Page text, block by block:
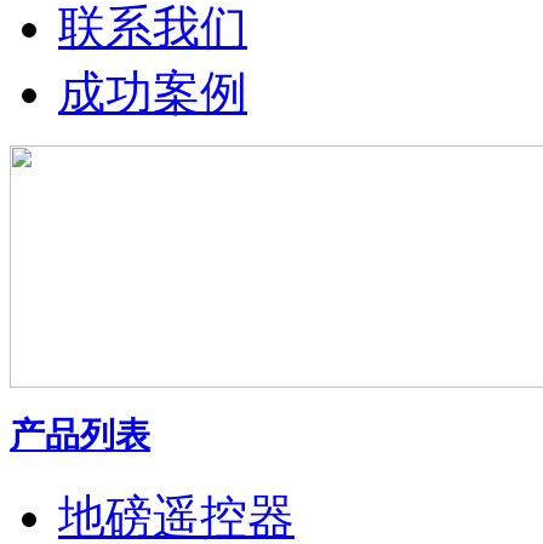
联系我们
成功案例
产品列表
地磅遥控器